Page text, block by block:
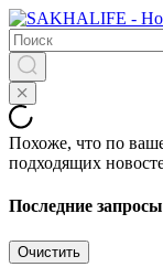
Похоже, что по
подходящих
Последние запросы
Очистить